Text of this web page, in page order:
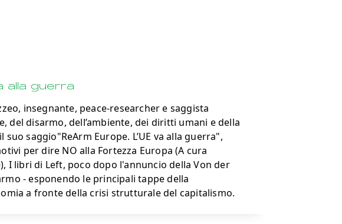
alla guerra
insegnante, peace-researcher e saggista
del disarmo, dell’ambiente, dei diritti umani e della
saggio"ReArm Europe. L’UE va alla guerra",
per dire NO alla Fortezza Europa (A cura
I libri di Left, poco dopo l'annuncio della Von der
- esponendo le principali tappe della
a fronte della crisi strutturale del capitalismo.